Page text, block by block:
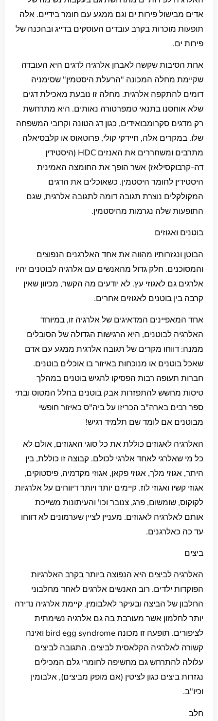
אדים מבישול פירות ים וגם ממגע עם חומר בידיים. אלה
תופעות מוכרות בקרב עובדים העוסקים בדייג ובהכנה של
פירות ים.
אחת הסיבות שקשה לאבחן אלרגיה לדגים היא העובדה
שקיימת מחלה המכונה "הרעלת היסטמין" שסימניה
דומים להתקפה אלרגית. מחלה זו נובעת מאכילת דגים
שלא אוחסנו בתנאי טמפרטורה נאותים. היא מתרחשת
רק מדגים סקרומבואידים, כגון דג הטונה וקרובי המשפחה
שלו. במקרים אלה, חיידקי קולי, פרוטאוס או קלבסיאלה
מתרבים ומשחררים את האנזים HDC (היסטידין
דה-קרבוקסילאז) אשר הופך את החומצה האמינית
היסטידין לחומר היסטמין. כשאוכלים את הדגים
המקולקלים נוצרת תגובה דומה לתגובה אלרגית, שגם
התופעות שלה נגרמות מהיסטמין.
בוטנים ואגוזים
הבוטן ונגזרותיו מהווה את אחד האלרגנים הנפוצים
והמסוכנים. חלק גדול מהאנשים עם אלרגיה לבוטנים יהיו
אלרגים גם לאגוזי עץ. לא יודעים מה הקשר, מכיוון שאין
קרבה בין בוטנים לאגוזים אחרים.
אחד המאפיינים המדאיגים של אלרגיה זו, במיוחד
האלרגיה לבוטנים, היא הרגישות הגדולה של הסובלים
ממנה: דווחו מקרים של תגובה אלרגית ממגע עם אדם
שאכל בוטנים או מנוכחות באיזור בו אוכלים בוטנים.
חברות תעופה רבות הפסיקו להגיש בוטנים במהלך
טיסות מחשש להתפזרות אבק בוטנים בחלל המטוס ובתי
ספר רבים בארה"ב הכריזו על ביה"ס כאיזור חופשי
מבוטנים אם לומד שם תלמיד רגיש!
האלרגיה לאגוזים כוללת את כל סוגי האגוזים, אולם לא
כל מי שאלרגי לאחד אלרגי לכולם. קבוצה זו כוללת, בין
היתר, אגוזי מלך, אגוזי פקאן, אגוזי מקדמיה, פיסטוקים,
אגוזי קשיו ואגוזי לוז. קיימים יותר ויותר דיווחים על אלרגיות
לקוקוס, שומשום, פרג, צנובר וכו' והעיתונות משייכת
אותם לאלרגיה לאגוזים. מעניין לציין שערמונים לא דווחו
עד כה כאלרגנים.
ביצים
האלרגיה לביצים היא הנפוצה ביותר בקרב האלרגיות
הפוקדות ילדים. רוב האנשים אלרגים לאחד מחלבוני
החלבון של הביצה ובעיקר לאלבומין. קיימת אלרגיה נדירה
יותר לחלמון אשר מעורבת בה גם אלרגיה נשימתית
לציפורים. תופעה זו מכונה bird egg syndrome ואינה
קשורה לאלרגיה הקלאסית לביצים. התגובה לביצים
עלולה להתרחש גם מחשיפה לחומרי גלם המכילים
נגזרות ביצים כגון לציטין (אם מופק מביצים), אלבומין
וכיו"ב.
חלב